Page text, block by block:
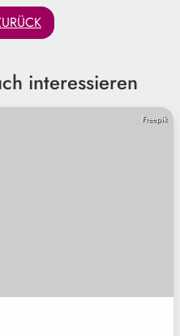
interessieren
Freepik